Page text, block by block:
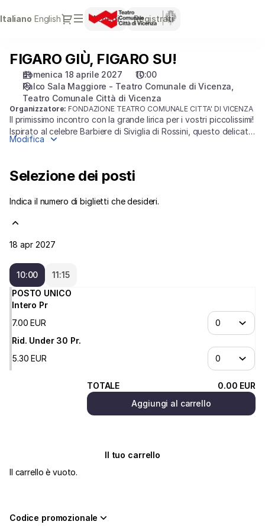
Lingua
Italiano English Dialogo
Accedi Registrati
dei
Comunale
Vicenza
18.04.2027
FIGARO
FIGARO
Teatro
Città
Vicenza
FIGARO
GIÙ,
FIGARO
FIGARO GIÙ, FIGARO SU!
domenica 18 aprile 2027
10:00
Palco Sala Maggiore - Teatro Comunale di Vicenza
Teatro Comunale Città di Vicenza
Organizzatore:FONDAZIONE TEATRO COMUNALE CITTA' DI VICENZA
Il primissimo incontro con la grande lirica per i vostri piccolissimi!
Ispirato al celebre Barbiere di Siviglia di Rossini, questo delicato
allestimento firmato AsLiCo trasforma la musica in
condividerete con i vostri bambini un momento di pura
Modifica
Selezione dei posti
Indica il numero di biglietti che desideri.
18 apr 2027
10:00
11:15
POSTO UNICO
Intero Pr
7.00 EUR
Rid. Under 30 Pr.
5.30 EUR
TOTALE 0.00 EUR
Aggiungi al carrello
Il tuo carrello
Il carrello è vuoto.
Codice promozionale